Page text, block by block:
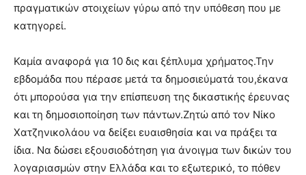
πραγματικών στοιχείων γύρω από την υπόθεση που με
κατηγορεί.
Καμία αναφορά για 10 δις και ξέπλυμα χρήματος.Την
εβδομάδα που πέρασε μετά τα δημοσιεύματά του,έκανα
ότι μπορούσα για την επίσπευση της δικαστικής έρευνας
και τη δημοσιοποίηση των πάντων.Ζητώ από τον Νίκο
Χατζηνικολάου να δείξει ευαισθησία και να πράξει τα
ίδια. Να δώσει εξουσιοδότηση για άνοιγμα των δικών του
λογαριασμών στην Ελλάδα και το εξωτερικό, το πόθεν